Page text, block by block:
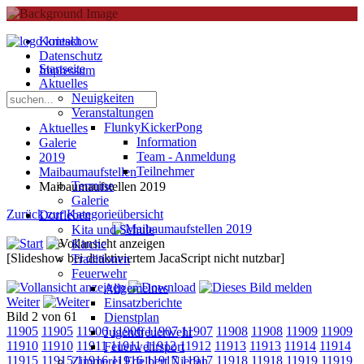
Startseite
Aktuelles
Neuigkeiten
Veranstaltungen
FlunkyKickerPong
Information
Team - Anmeldung
Teilnehmer
Termine
Galerie
Dorfleben
Kita und Schule
Kirche
Traditionen
Feuerwehr
Allgemeines
Einsatzberichte
Dienstplan
Jugendfeuerwehr
Feuerwehrsport
Zimmerei Edelbert Niedan
Kontakt
Datenschutz
Impressum
Aktuelles
Galerie
2019
Maibaumaufstellen
Maibaumaufstellen 2019
Zurück zur Kategorieübersicht
[Slideshow bei deaktiviertem JacaScript nicht nutzbar]
Weiter
Bild 2 von 61
11905 11905 11906 11906 11907 11907 11908 11908 11909 11909
11910 11910 11911 11911 11912 11912 11913 11913 11914 11914
11915 11915 11916 11916 11917 11917 11918 11918 11919 11919